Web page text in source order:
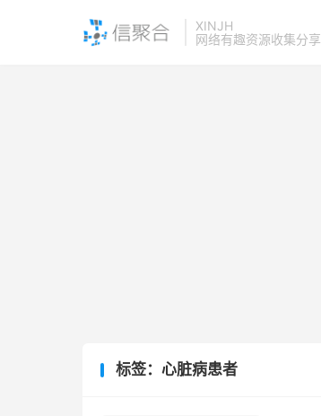
XINJH
网络有趣资源收集分享
标签：心脏病患者